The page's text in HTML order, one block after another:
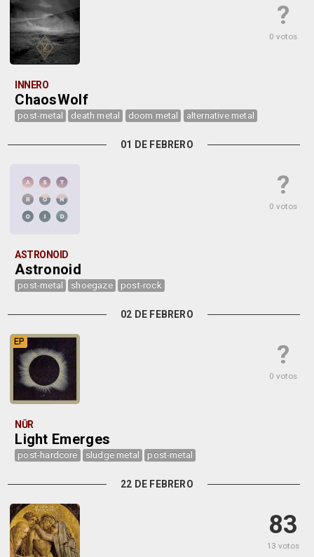
?
0 votos
INNERO
ChaosWolf
post-metal death metal doom metal alternative metal
01 DE FEBRERO
?
0 votos
ASTRONOID
Astronoid
post-metal shoegaze post-rock
02 DE FEBRERO
?
0 votos
EP
NŪR
Light Emerges
post-hardcore sludge metal post-metal
22 DE FEBRERO
83
13 votos